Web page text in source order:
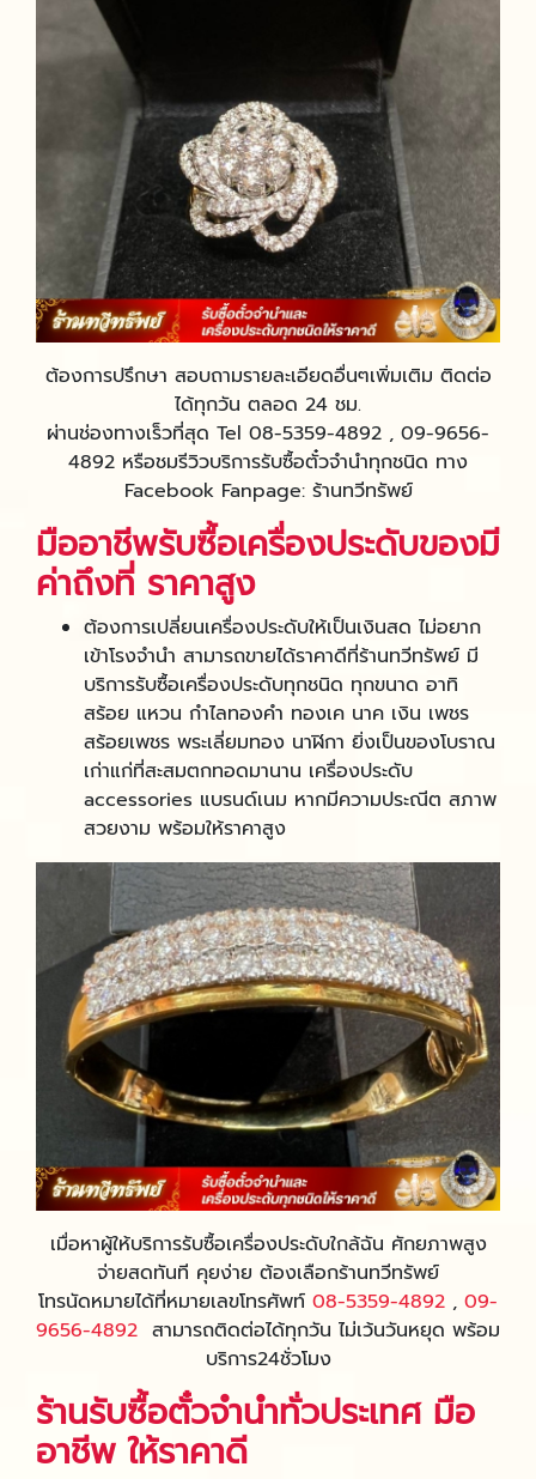
ต้องการปรึกษา สอบถามรายละเอียดอื่นๆเพิ่มเติม ติดต่อ
ได้ทุกวัน ตลอด 24 ชม.
ผ่านช่องทางเร็วที่สุด Tel 08-5359-4892 , 09-9656-
4892 หรือชมรีวิวบริการรับซื้อตั๋วจำนำทุกชนิด ทาง
Facebook Fanpage: ร้านทวีทรัพย์
มืออาชีพรับซื้อเครื่องประดับของมี
ค่าถึงที่ ราคาสูง
ต้องการเปลี่ยนเครื่องประดับให้เป็นเงินสด ไม่อยาก
เข้าโรงจำนำ สามารถขายได้ราคาดีที่ร้านทวีทรัพย์ มี
บริการรับซื้อเครื่องประดับทุกชนิด ทุกขนาด อาทิ
สร้อย แหวน กำไลทองคำ ทองเค นาค เงิน เพชร
สร้อยเพชร พระเลี่ยมทอง นาฬิกา ยิ่งเป็นของโบราณ
เก่าแก่ที่สะสมตกทอดมานาน เครื่องประดับ
accessories แบรนด์เนม หากมีความประณีต สภาพ
สวยงาม พร้อมให้ราคาสูง
เมื่อหาผู้ให้บริการรับซื้อเครื่องประดับใกล้ฉัน ศักยภาพสูง
จ่ายสดทันที คุยง่าย ต้องเลือกร้านทวีทรัพย์
โทรนัดหมายได้ที่หมายเลขโทรศัพท์ 08-5359-4892 , 09-
9656-4892 สามารถติดต่อได้ทุกวัน ไม่เว้นวันหยุด พร้อม
บริการ24ชั่วโมง
ร้านรับซื้อตั๋วจำนำทั่วประเทศ มือ
อาชีพ ให้ราคาดี